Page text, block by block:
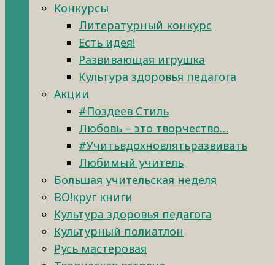
Конкурсы
Литературный конкурс
Есть идея!
Развивающая игрушка
Культура здоровья педагога
Акции
#Поздеев Стиль
Любовь – это творчество…
#Учитьвдохновлятьразвивать
Любимый учитель
Большая учительская неделя
ВО!круг книги
Культура здоровья педагога
Культурный полиатлон
Русь мастеровая